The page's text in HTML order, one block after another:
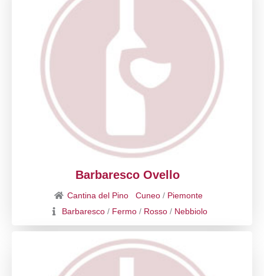
Barbaresco Ovello
Cantina del Pino Cuneo/ Piemonte
Barbaresco / Fermo / Rosso / Nebbiolo